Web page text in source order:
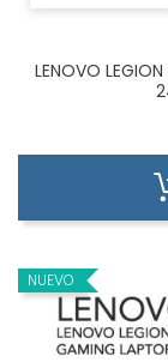
LENOVO
NUEVO